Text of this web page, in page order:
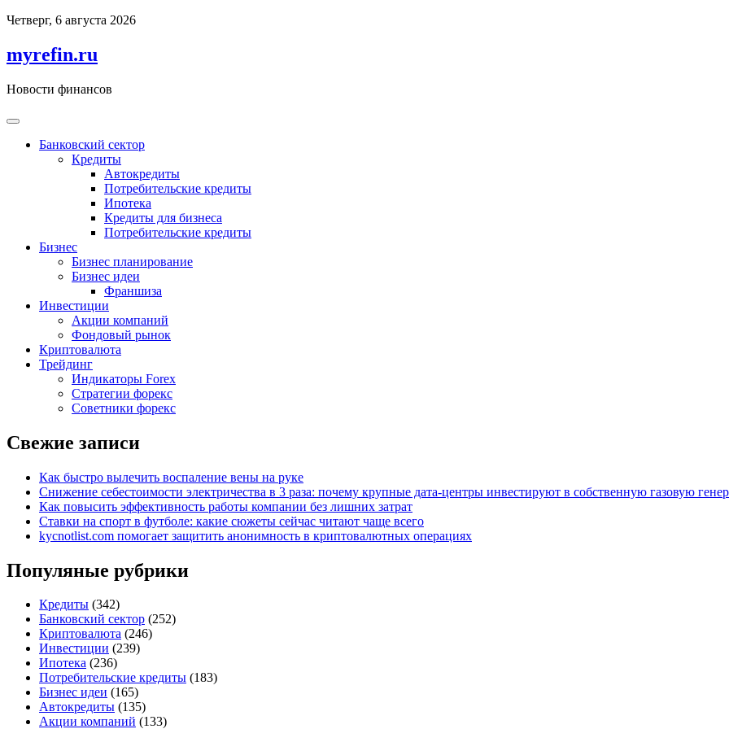
Перейти
содержимому
Четверг, 6 августа 2026
myrefin.ru
Новости финансов
Банковский сектор
Кредиты
Автокредиты
Потребительские кредиты
Ипотека
Кредиты для бизнеса
Потребительские кредиты
Бизнес
Бизнес планирование
Бизнес идеи
Франшиза
Инвестиции
Акции компаний
Фондовый рынок
Криптовалюта
Трейдинг
Индикаторы Forex
Стратегии форекс
Советники форекс
Свежие записи
Как быстро вылечить воспаление вены на руке
Снижение себестоимости электричества в 3 раза: почему крупные дата-центры инвестируют в собственную газовую
Как повысить эффективность работы компании без лишних затрат
Ставки на спорт в футболе: какие сюжеты сейчас читают чаще всего
kycnotlist.com помогает защитить анонимность в криптовалютных операциях
Популяные рубрики
Кредиты (342)
Банковский сектор (252)
Криптовалюта (246)
Инвестиции (239)
Ипотека (236)
Потребительские кредиты (183)
Бизнес идеи (165)
Автокредиты (135)
Акции компаний (133)